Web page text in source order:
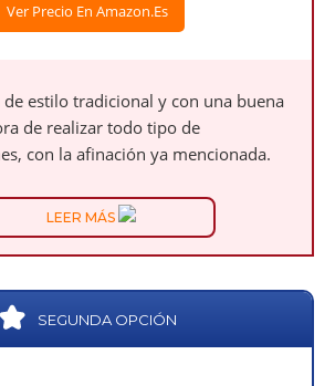
Ver Precio En Amazon.es
estilo tradicional y con una buena
de realizar todo tipo de
con la afinación ya mencionada.
LEER MÁS
SEGUNDA OPCIÓN